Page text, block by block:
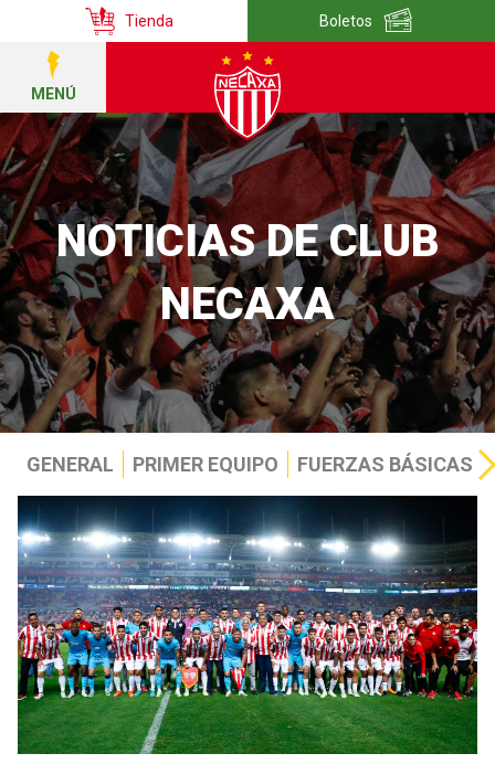
Tienda Boletos
MENÚ
NOTICIAS DE CLUB
NECAXA
GENERAL PRIMER EQUIPO FUERZAS BÁSICAS